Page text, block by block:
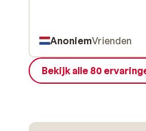
AnoniemVrienden
Bekijk alle 80